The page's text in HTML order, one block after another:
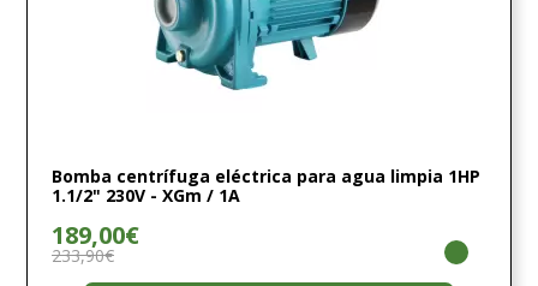
Bomba centrífuga eléctrica para agua limpia 1HP
1.1/2" 230V - XGm / 1A
189,00€
233,90€